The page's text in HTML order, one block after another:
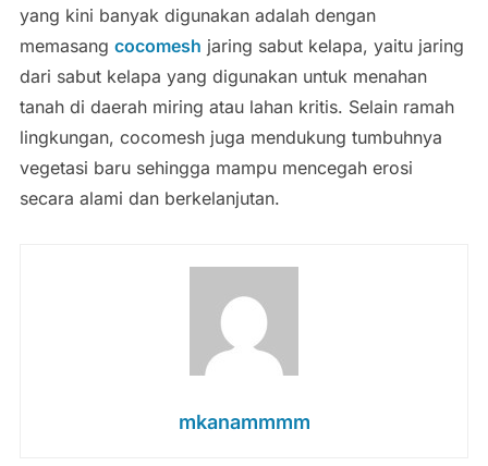
yang kini banyak digunakan adalah dengan
memasang cocomesh jaring sabut kelapa, yaitu jaring
dari sabut kelapa yang digunakan untuk menahan
tanah di daerah miring atau lahan kritis. Selain ramah
lingkungan, cocomesh juga mendukung tumbuhnya
vegetasi baru sehingga mampu mencegah erosi
secara alami dan berkelanjutan.
mkanammmm